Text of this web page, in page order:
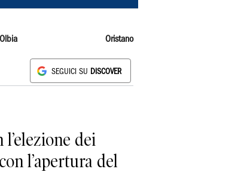
Olbia Oristano
SEGUICI SU DISCOVER
dei
l’apertura del